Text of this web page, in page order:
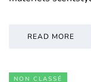
READ MORE
NON CLASSÉ